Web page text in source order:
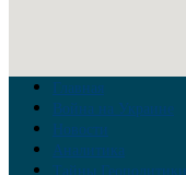
Главная
Война на Украине
Новости
Аналитика
Тайны Геополитики